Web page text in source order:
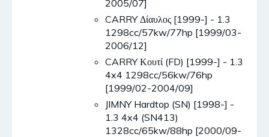
2005/07]
CARRY Δίαυλος [1999-] - 1.3
1298cc/57kw/77hp [1999/03-
2006/12]
CARRY Κουτί (FD) [1999-] - 1.3
4x4 1298cc/56kw/76hp
[1999/02-2004/09]
JIMNY Hardtop (SN) [1998-] -
1.3 4x4 (SN413)
1328cc/65kw/88hp [2000/09-